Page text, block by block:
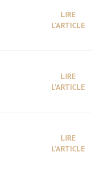
LIRE
L'ARTICLE
LIRE
L'ARTICLE
LIRE
L'ARTICLE